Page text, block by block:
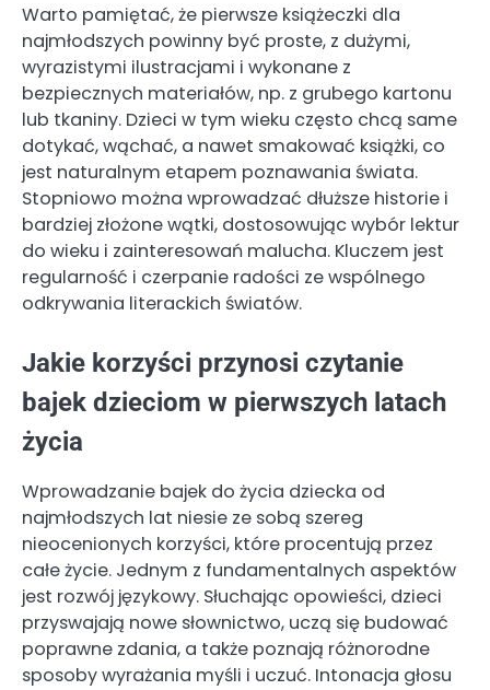
Warto pamiętać, że pierwsze książeczki dla
najmłodszych powinny być proste, z dużymi,
wyrazistymi ilustracjami i wykonane z
bezpiecznych materiałów, np. z grubego kartonu
lub tkaniny. Dzieci w tym wieku często chcą same
dotykać, wąchać, a nawet smakować książki, co
jest naturalnym etapem poznawania świata.
Stopniowo można wprowadzać dłuższe historie i
bardziej złożone wątki, dostosowując wybór lektur
do wieku i zainteresowań malucha. Kluczem jest
regularność i czerpanie radości ze wspólnego
odkrywania literackich światów.
Jakie korzyści przynosi czytanie
bajek dzieciom w pierwszych latach
życia
Wprowadzanie bajek do życia dziecka od
najmłodszych lat niesie ze sobą szereg
nieocenionych korzyści, które procentują przez
całe życie. Jednym z fundamentalnych aspektów
jest rozwój językowy. Słuchając opowieści, dzieci
przyswajają nowe słownictwo, uczą się budować
poprawne zdania, a także poznają różnorodne
sposoby wyrażania myśli i uczuć. Intonacja głosu